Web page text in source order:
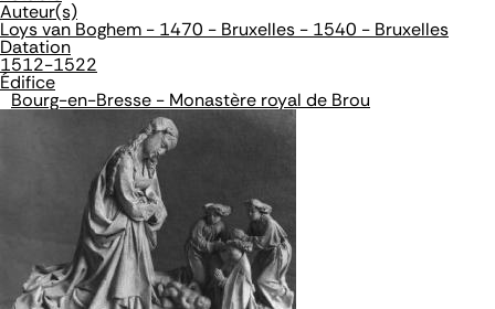
Auteur(s)
Loys van Boghem - 1470 - Bruxelles - 1540 - Bruxelles
Datation
1512-1522
Édifice
Bourg-en-Bresse - Monastère royal de Brou